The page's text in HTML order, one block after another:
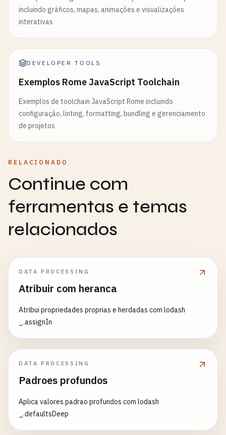
incluindo gráficos, mapas, animações e visualizações
interativas
DEVELOPER TOOLS
Exemplos Rome JavaScript Toolchain
Exemplos de toolchain JavaScript Rome incluindo
configuração, linting, formatting, bundling e gerenciamento
de projetos
RELACIONADO
Continue com
ferramentas e temas
relacionados
DATA PROCESSING
Atribuir com heranca
Atribui propriedades proprias e herdadas com lodash
_.assignIn
DATA PROCESSING
Padroes profundos
Aplica valores padrao profundos com lodash
_.defaultsDeep